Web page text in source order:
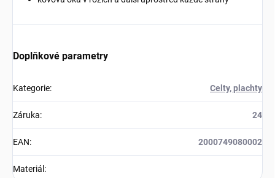
Doplňkové parametry
Kategorie: Celty, plachty
Záruka: 24
EAN: 2000749080002
Materiál :